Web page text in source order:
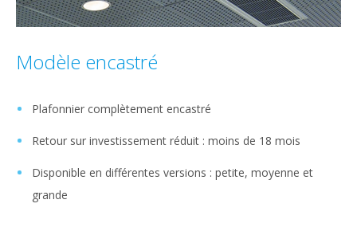
Modèle encastré
Plafonnier complètement encastré
Retour sur investissement réduit : moins de 18 mois
Disponible en différentes versions : petite, moyenne et
grande